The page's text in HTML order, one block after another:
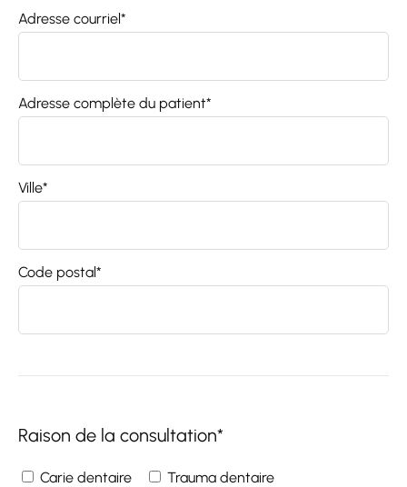
Adresse courriel*
Adresse complète du patient*
Ville*
Code postal*
Raison de la consultation*
Carie dentaire Trauma dentaire